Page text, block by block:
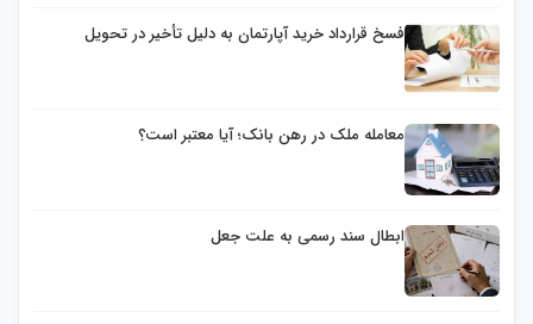
فسخ قرارداد خرید آپارتمان به دلیل تأخیر در تحویل
معامله ملک در رهن بانک؛ آیا معتبر است؟
ابطال سند رسمی به علت جعل